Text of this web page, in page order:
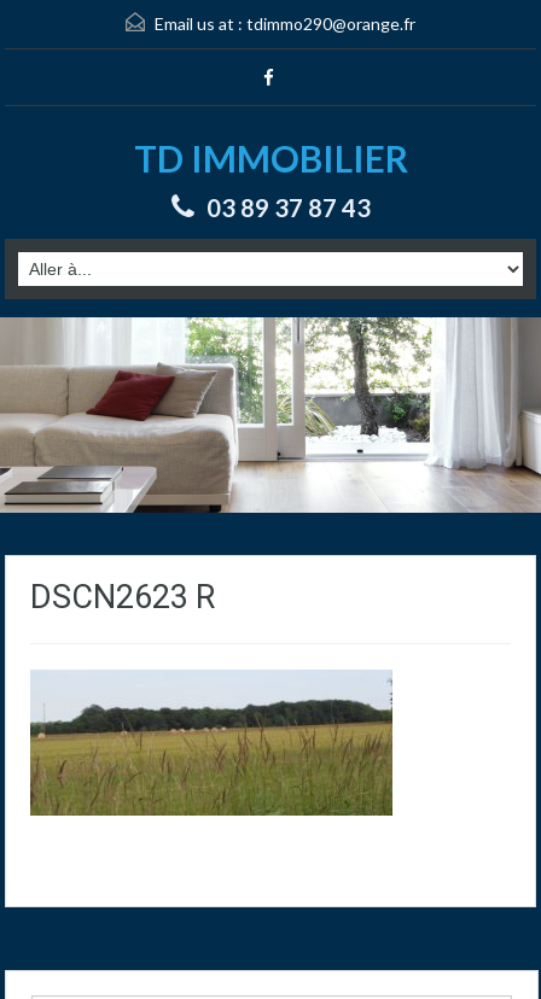
Email us at : tdimmo290@orange.fr
TD IMMOBILIER
03 89 37 87 43
DSCN2623 R